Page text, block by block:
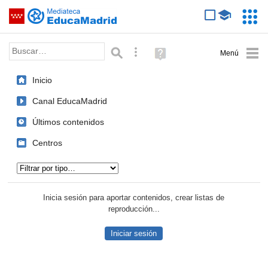
Saltar navegación
Palabra o frase: Búsqueda avanzada
Ayuda
(en
Inicio
Canal EducaMadrid
Últimos contenidos
Centros
Inicia sesión para aportar contenidos, crear listas de
reproducción...
Iniciar sesión